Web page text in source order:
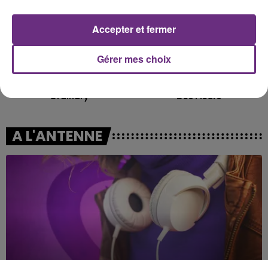
Ordinary Des Fleurs
A L'ANTENNE
Gérer mes choix
Accepter et fermer